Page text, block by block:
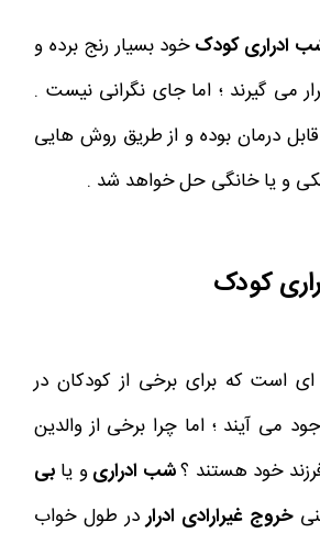
کودکخود بسیار رنج برده و
می گیرند ؛ اما جای نگرانی نیست .
درمان بوده و از طریق روش هایی
و یا خانگی حل خواهد شد .
کودک
است که برای برخی از کودکان در
می آیند ؛ اما چرا برخی از والدین
خود هستند ؟ شب ادراریو یابی
خروج غیرارادی ادراردر طول خواب